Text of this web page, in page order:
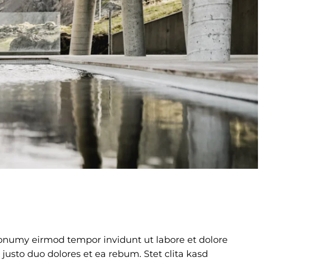
eirmod tempor invidunt ut labore et dolore
duo dolores et ea rebum. Stet clita kasd